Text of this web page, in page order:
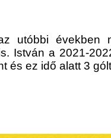
utóbbi években
István a 2021-
és ez idő alatt 3